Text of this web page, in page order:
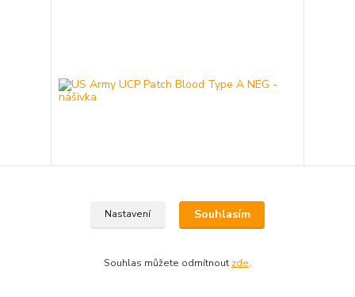
US Army UCP Patch Blood Type A NEG - nášivka
Přidat do košíku
Nastavení Souhlasím
Souhlas můžete odmítnout zde.